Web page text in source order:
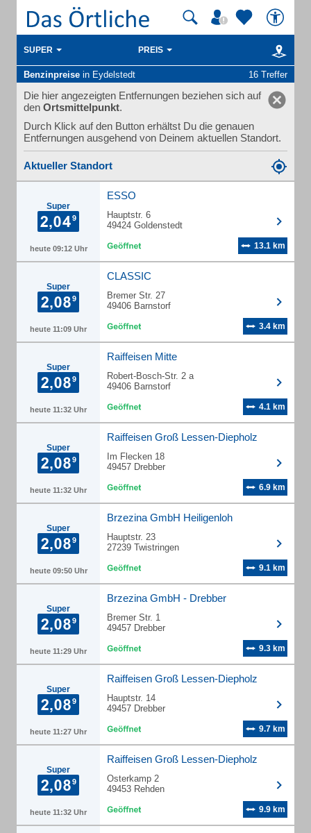
SUPER PREIS
Benzinpreise in Eydelstedt 16 Treffer
Die hier angezeigten Entfernungen beziehen sich auf
den Ortsmittelpunkt.
Durch Klick auf den Button erhältst Du die genauen
Entfernungen ausgehend von Deinem aktuellen Standort.
Aktueller Standort
Super
heute 09:12 Uhr
ESSO
Hauptstr. 6
49424 Goldenstedt
13.1 km
Super
heute 11:09 Uhr
CLASSIC
Bremer Str. 27
49406 Barnstorf
3.4 km
Super
heute 11:32 Uhr
Raiffeisen Mitte
Robert-Bosch-Str. 2 a
49406 Barnstorf
4.1 km
Super
heute 11:32 Uhr
Raiffeisen Groß Lessen-Diepholz
Im Flecken 18
49457 Drebber
6.9 km
Super
heute 09:50 Uhr
Brzezina GmbH Heiligenloh
Hauptstr. 23
27239 Twistringen
9.1 km
Super
heute 11:29 Uhr
Brzezina GmbH - Drebber
Bremer Str. 1
49457 Drebber
9.3 km
Super
heute 11:27 Uhr
Raiffeisen Groß Lessen-Diepholz
Hauptstr. 14
49457 Drebber
9.7 km
Super
heute 11:32 Uhr
Raiffeisen Groß Lessen-Diepholz
Osterkamp 2
49453 Rehden
9.9 km